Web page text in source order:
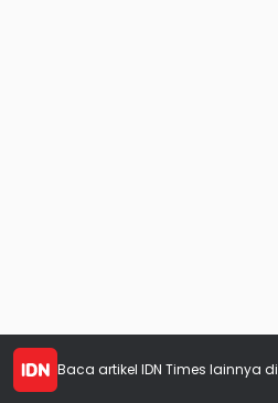
Baca artikel IDN Times lainnya di